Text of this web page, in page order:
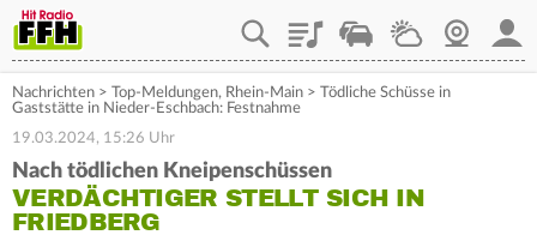
PlaylistStaupilotWetterWebcam
Nachrichten > Top-Meldungen, Rhein-Main > Tödliche Schüsse in
Gaststätte in Nieder-Eschbach: Festnahme
19.03.2024, 15:26 Uhr
Nach tödlichen Kneipenschüssen
VERDÄCHTIGER STELLT SICH IN
FRIEDBERG